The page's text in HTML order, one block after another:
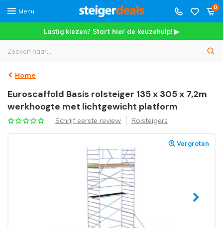
Menu
0
Lastig kiezen? Start hier de keuzehulp! ▶
Home
Euroscaffold Basis rolsteiger 135 x 305 x 7,2m
werkhoogte met lichtgewicht platform
Schrijf eerste review Rolsteigers
Vergroten